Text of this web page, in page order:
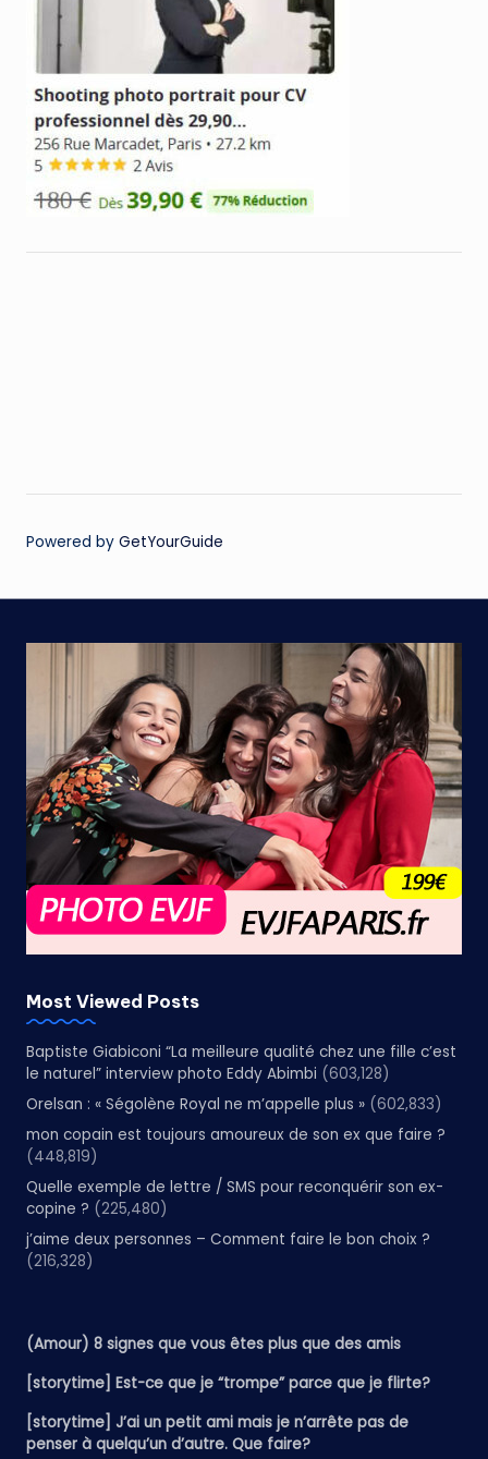
Powered by GetYourGuide
Most Viewed Posts
Baptiste Giabiconi “La meilleure qualité chez une fille c’est
le naturel” interview photo Eddy Abimbi (603,128)
Orelsan : « Ségolène Royal ne m’appelle plus » (602,833)
mon copain est toujours amoureux de son ex que faire ?
(448,819)
Quelle exemple de lettre / SMS pour reconquérir son ex-
copine ? (225,480)
j’aime deux personnes – Comment faire le bon choix ?
(216,328)
(Amour) 8 signes que vous êtes plus que des amis
[storytime] Est-ce que je “trompe” parce que je flirte?
[storytime] J’ai un petit ami mais je n’arrête pas de
penser à quelqu’un d’autre. Que faire?